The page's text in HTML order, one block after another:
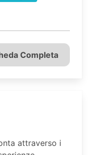
Completa
attraverso i